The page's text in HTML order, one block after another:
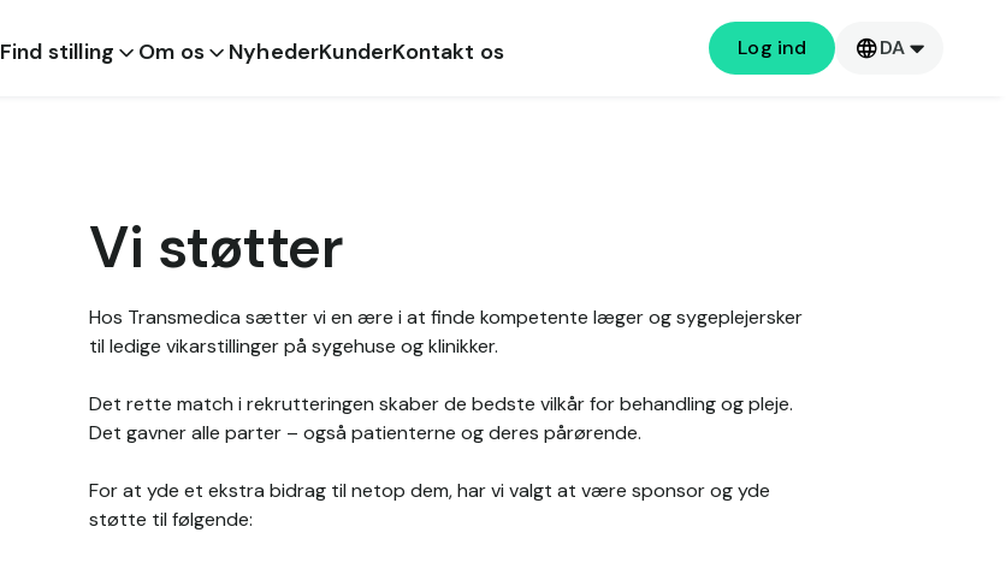
Find stilling Om os NyhederKunderKontakt os Log ind DA
Vi støtter
Hos Transmedica sætter vi en ære i at finde kompetente læger og sygeplejersker
til ledige vikarstillinger på sygehuse og klinikker.
Det rette match i rekrutteringen skaber de bedste vilkår for behandling og pleje.
Det gavner alle parter – også patienterne og deres pårørende.
For at yde et ekstra bidrag til netop dem, har vi valgt at være sponsor og yde
støtte til følgende: